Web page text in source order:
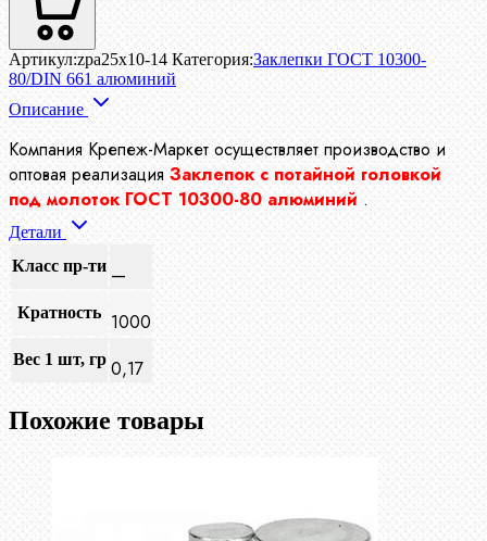
Артикул:zpa25x10-14 Категория:Заклепки ГОСТ 10300-
80/DIN 661 алюминий
Описание
Компания Крепеж-Маркет осуществляет производство и
оптовая реализация Заклепок с потайной головкой
под молоток ГОСТ 10300-80 алюминий .
Детали
Класс пр-ти —
Кратность 1000
Вес 1 шт, гр 0,17
Похожие товары